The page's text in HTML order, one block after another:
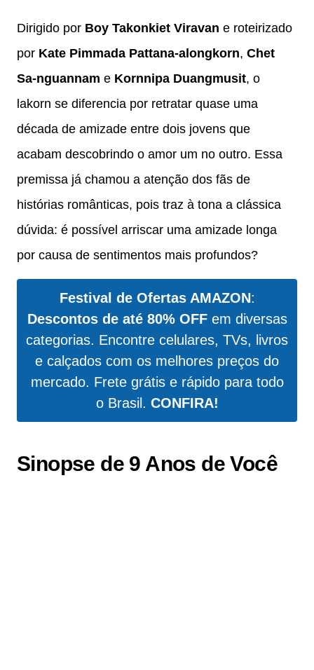
Dirigido por Boy Takonkiet Viravan e roteirizado
por Kate Pimmada Pattana-alongkorn, Chet
Sa-nguannam e Kornnipa Duangmusit, o
lakorn se diferencia por retratar quase uma
década de amizade entre dois jovens que
acabam descobrindo o amor um no outro. Essa
premissa já chamou a atenção dos fãs de
histórias românticas, pois traz à tona a clássica
dúvida: é possível arriscar uma amizade longa
por causa de sentimentos mais profundos?
Festival de Ofertas AMAZON:
Descontos de até 80% OFFem diversas
categorias. Encontre celulares, TVs, livros
e calçados com os melhores preços do
mercado. Frete grátis e rápido para todo
o Brasil. CONFIRA!
Sinopse de 9 Anos de Você